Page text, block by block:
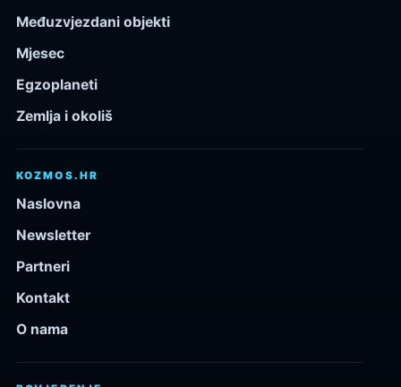
Međuzvjezdani objekti
Mjesec
Egzoplaneti
Zemlja i okoliš
KOZMOS.HR
Naslovna
Newsletter
Partneri
Kontakt
O nama